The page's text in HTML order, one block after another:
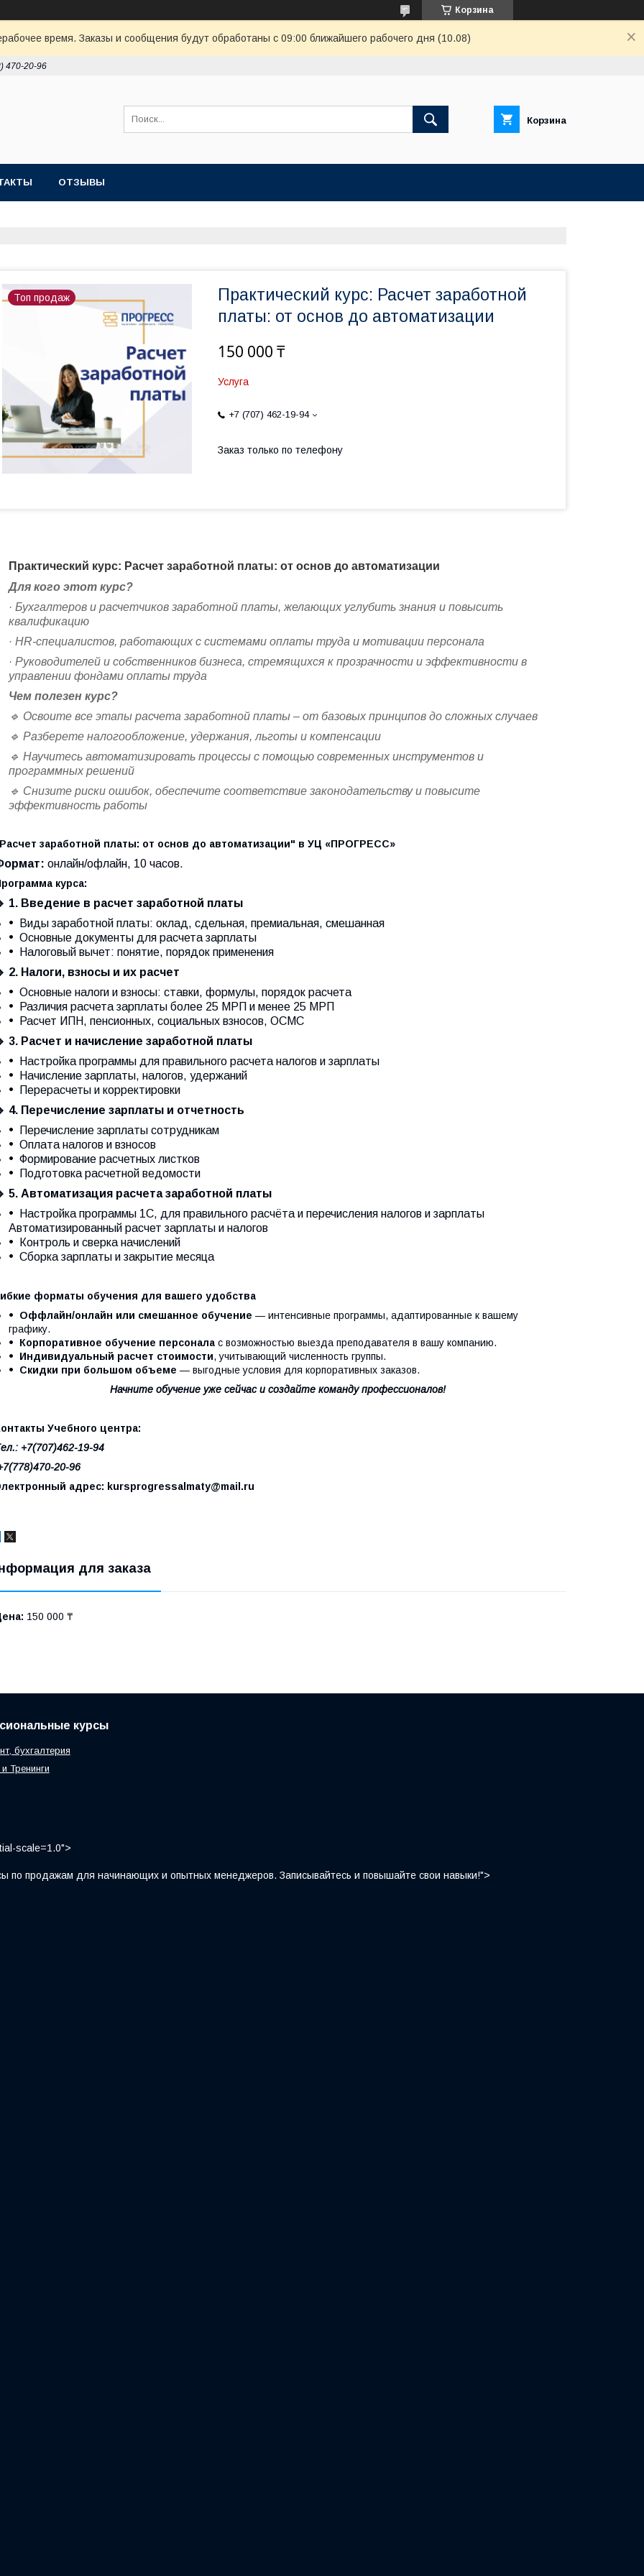
Корзина
время. Заказы и сообщения будут обработаны с 09:00 ближайшего рабочего дня (10.08)
470-20-96
Корзина
ОТЗЫВЫ
Топ продаж
Практический курс: Расчет заработной
платы: от основ до автоматизации
150 000 ₸
Услуга
+7 (707) 462-19-94
Заказ только по телефону
Практический курс: Расчет заработной платы: от основ до автоматизации
Для кого этот курс?
· Бухгалтеров и расчетчиков заработной платы, желающих углубить знания и повысить
квалификацию
· HR-специалистов, работающих с системами оплаты труда и мотивации персонала
· Руководителей и собственников бизнеса, стремящихся к прозрачности и эффективности в
управлении фондами оплаты труда
Чем полезен курс?
🔹 Освоите все этапы расчета заработной платы – от базовых принципов до сложных случаев
🔹 Разберете налогообложение, удержания, льготы и компенсации
🔹 Научитесь автоматизировать процессы с помощью современных инструментов и
программных решений
🔹 Снизите риски ошибок, обеспечите соответствие законодательству и повысите
эффективность работы
заработной платы: от основ до автоматизации" в УЦ «ПРОГРЕСС»
онлайн/офлайн, 10 часов.
курса:
1. Введение в расчет заработной платы
Виды заработной платы: оклад, сдельная, премиальная, смешанная
Основные документы для расчета зарплаты
Налоговый вычет: понятие, порядок применения
2. Налоги, взносы и их расчет
Основные налоги и взносы: ставки, формулы, порядок расчета
Различия расчета зарплаты более 25 МРП и менее 25 МРП
Расчет ИПН, пенсионных, социальных взносов, ОСМС
3. Расчет и начисление заработной платы
Настройка программы для правильного расчета налогов и зарплаты
Начисление зарплаты, налогов, удержаний
Перерасчеты и корректировки
4. Перечисление зарплаты и отчетность
Перечисление зарплаты сотрудникам
Оплата налогов и взносов
Формирование расчетных листков
Подготовка расчетной ведомости
5. Автоматизация расчета заработной платы
Настройка программы 1С, для правильного расчёта и перечисления налогов и зарплаты
Автоматизированный расчет зарплаты и налогов
Контроль и сверка начислений
Сборка зарплаты и закрытие месяца
форматы обучения для вашего удобства
Оффлайн/онлайн или смешанное обучение — интенсивные программы, адаптированные к вашему
графику.
Корпоративное обучение персонала с возможностью выезда преподавателя в вашу компанию.
Индивидуальный расчет стоимости, учитывающий численность группы.
Скидки при большом объеме — выгодные условия для корпоративных заказов.
Начните обучение уже сейчас и создайте команду профессионалов!
Учебного центра:
+7(707)462-19-94
20-96
адрес: kursprogressalmaty@mail.ru
для заказа
150 000 ₸
курсы
бухгалтерия
Тренинги
scale=1.0">
продажам для начинающих и опытных менеджеров. Записывайтесь и повышайте свои навыки!">